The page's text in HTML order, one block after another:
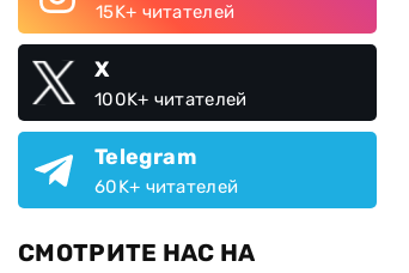
15K+ читателей
X
100K+ читателей
Telegram
60K+ читателей
СМОТРИТЕ НАС НА